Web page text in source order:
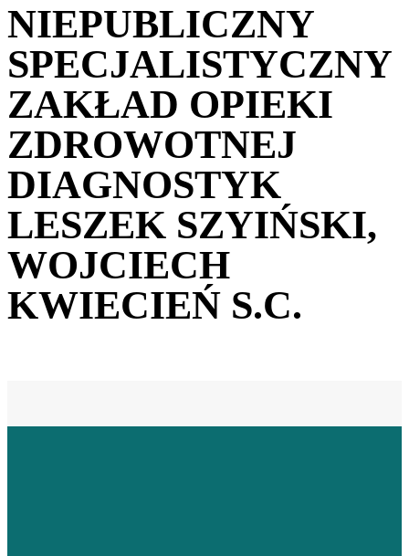
NIEPUBLICZNY
SPECJALISTYCZNY
ZAKŁAD OPIEKI
ZDROWOTNEJ
DIAGNOSTYK
LESZEK SZYIŃSKI,
WOJCIECH
KWIECIEŃ S.C.